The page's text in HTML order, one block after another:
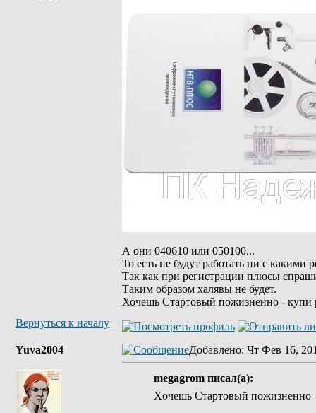
А они 040610 или 050100...
То есть не будут работать ни с
Так как при регистрации плюсы
Таким образом халявы не будет.
Хочешь Стартовый пожизненно - купи
Вернуться к началу
Yuva2004 Добавлено: Чт Фев 16,
megagrom писал(а):
Xочешь Стартовый пожизненно